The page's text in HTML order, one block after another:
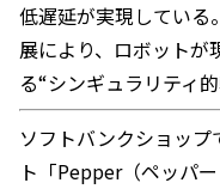
低遅延が実現している
展により、ロボットが
る“シンギュラリティ
ソフトバンクショッ
ト「Pepper（ペッパ